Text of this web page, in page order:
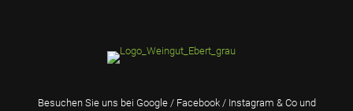
Besuchen Sie uns bei Google / Facebook / Instagram & Co und